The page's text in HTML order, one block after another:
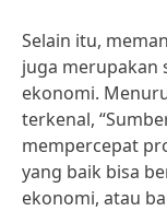
Selain itu,
juga merupakan
ekonomi.
terkenal,
mempercepat
yang baik bisa
ekonomi, atau